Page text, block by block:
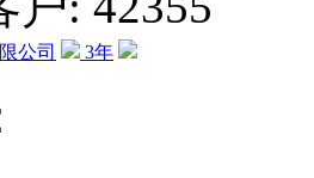
公司 3年